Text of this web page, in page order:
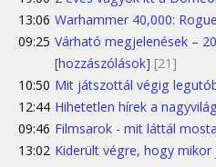
13:06 Warhammer 40,000:
09:25 Várható megjelenések –
[hozzászólások] [21]
10:50 Mit játszottál végig
12:44 Hihetetlen hírek a
09:46 Filmsarok - mit láttál
13:02 Kiderült végre, hogy